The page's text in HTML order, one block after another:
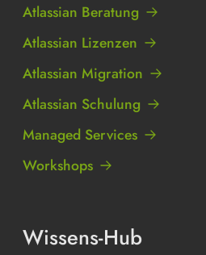
Atlassian Beratung
Atlassian Lizenzen
Atlassian Migration
Atlassian Schulung
Managed Services
Workshops
Wissens-Hub